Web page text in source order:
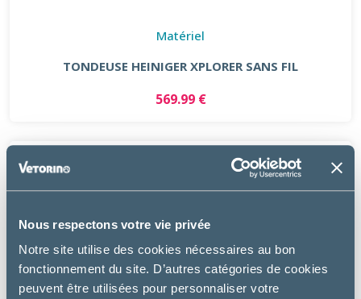
Nous respectons votre vie privée
Notre site utilise des cookies nécessaires au bon
fonctionnement du site. D’autres catégories de cookies
peuvent être utilisées pour personnaliser votre
Matériel
TONDEUSE HEINIGER XPLORER SANS FIL
569.99 €